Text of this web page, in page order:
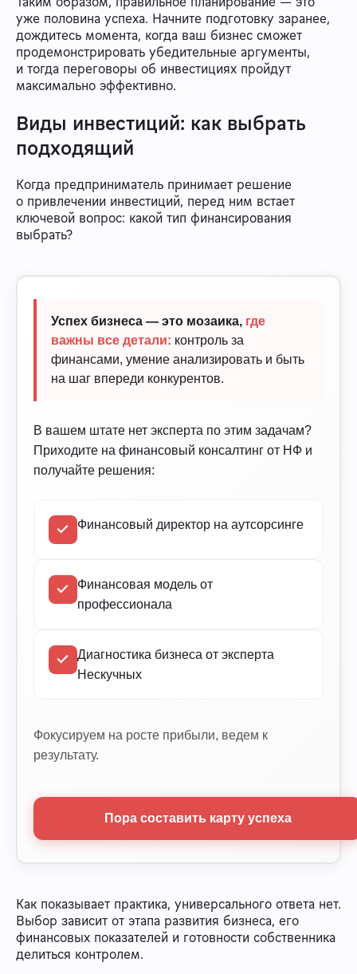
уже половина успеха. Начните подготовку заранее,
дождитесь момента, когда ваш бизнес сможет
продемонстрировать убедительные аргументы,
и тогда переговоры об инвестициях пройдут
максимально эффективно.
Виды инвестиций: как выбрать
подходящий
Когда предприниматель принимает решение
о привлечении инвестиций, перед ним встает
ключевой вопрос: какой тип финансирования
выбрать?
Успех бизнеса — это мозаика, где
важны все детали: контроль за
финансами, умение анализировать и быть
на шаг впереди конкурентов.
В вашем штате нет эксперта по этим задачам?
Приходите на финансовый консалтинг от НФ и
получайте решения:
Финансовый директор на аутсорсинге
Финансовая модель от
профессионала
Диагностика бизнеса от эксперта
Нескучных
Фокусируем на росте прибыли, ведем к
результату.
Пора составить карту успеха
Как показывает практика, универсального ответа нет.
Выбор зависит от этапа развития бизнеса, его
финансовых показателей и готовности собственника
делиться контролем.